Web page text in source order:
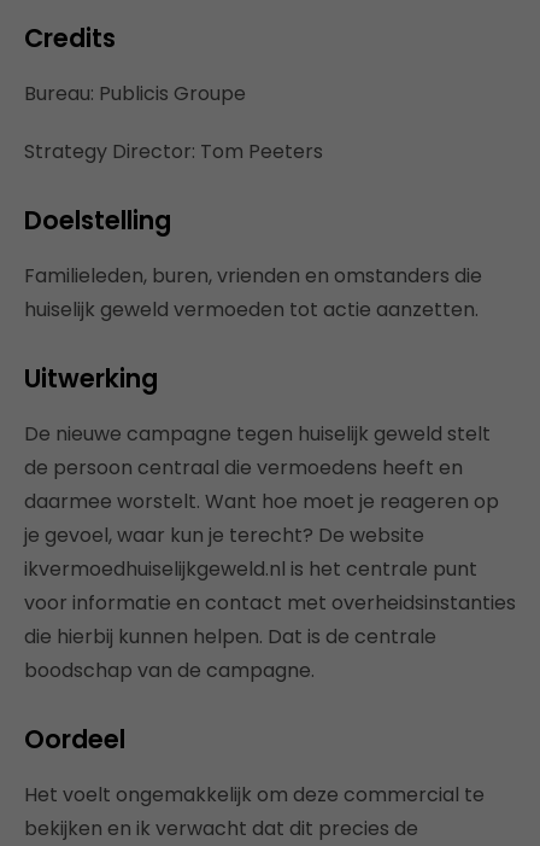
Credits
Bureau: Publicis Groupe
Strategy Director: Tom Peeters
Doelstelling
Familieleden, buren, vrienden en omstanders die
huiselijk geweld vermoeden tot actie aanzetten.
Uitwerking
De nieuwe campagne tegen huiselijk geweld stelt
de persoon centraal die vermoedens heeft en
daarmee worstelt. Want hoe moet je reageren op
je gevoel, waar kun je terecht? De website
ikvermoedhuiselijkgeweld.nl is het centrale punt
voor informatie en contact met overheidsinstanties
die hierbij kunnen helpen. Dat is de centrale
boodschap van de campagne.
Oordeel
Het voelt ongemakkelijk om deze commercial te
bekijken en ik verwacht dat dit precies de